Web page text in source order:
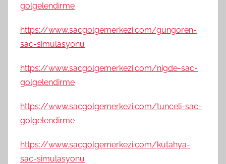
golgelendirme
https://www.sacgolgemerkezi.com/gungoren-
sac-simulasyonu
https://www.sacgolgemerkezi.com/nigde-sac-
golgelendirme
https://www.sacgolgemerkezi.com/tunceli-sac-
golgelendirme
https://www.sacgolgemerkezi.com/kutahya-
sac-simulasyonu